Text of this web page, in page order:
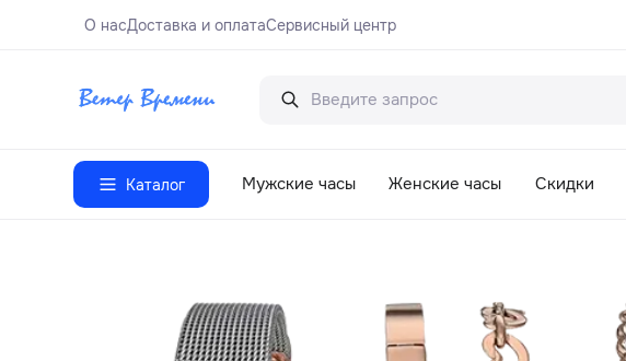
О насДоставка и оплатаСервисный центр
Каталог Мужские часы Женские часы Скидки